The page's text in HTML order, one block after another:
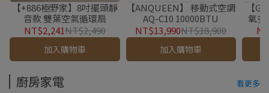
【+886極野家】8吋擺頭靜
音款 雙葉空氣循環扇
NT$2,241NT$2,490
加入購物車
【ANQUEEN】 移動式空調
AQ-C10 10000BTU
NT$13,990NT$18,900
加入購物車
【
氧多
廚房家電 看更多